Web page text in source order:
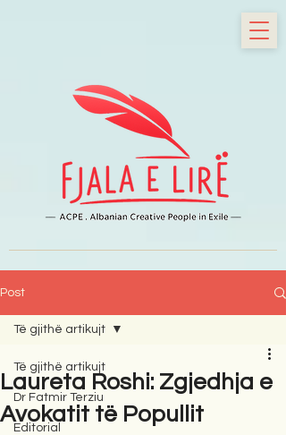
Post
Të gjithë artikujt
Dr Fatmir Terziu
Editorial
Të gjithë artikujt
Laureta Roshi: Zgjedhja e
Avokatit të Popullit